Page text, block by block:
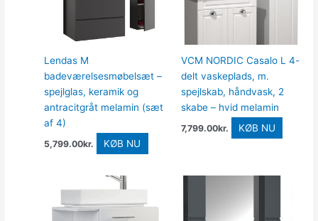
Lendas M
badeværelsesmøbelsæt –
spejlglas, keramik og
antracitgråt melamin (sæt
af 4)
5,799.00kr. KØB NU
VCM NORDIC Casalo L 4-
delt vaskeplads, m.
spejlskab, håndvask, 2
skabe – hvid melamin
7,799.00kr. KØB NU